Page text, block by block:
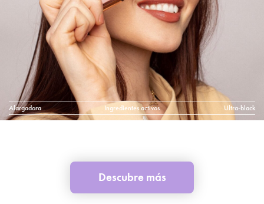
Alargadora Ingredientes activos Ultra-black
Descubre más